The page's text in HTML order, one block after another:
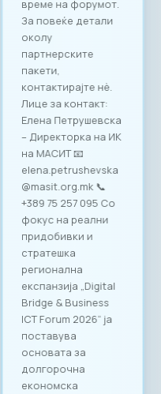
време на форумот.
За повеќе детали
околу
партнерските
пакети,
контактирајте нè.
Лице за контакт:
Елена Петрушевска
– Директорка на ИК
на МАСИТ 📧
elena.petrushevska
@masit.org.mk 📞
+389 75 257 095 Со
фокус на реални
придобивки и
стратешка
регионална
експанзија „Digital
Bridge & Business
ICT Forum 2026“ ја
поставува
основата за
долгорочна
економска